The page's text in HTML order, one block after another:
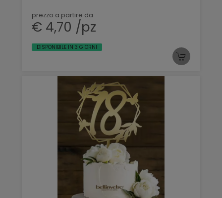
prezzo a partire da
€ 4,70 /pz
DISPONIBILE IN 3 GIORNI